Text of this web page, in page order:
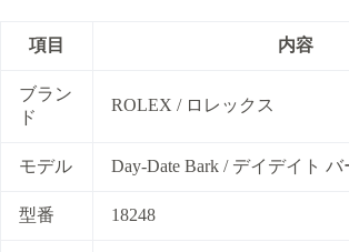
項目 内容
ブラン
ド
ROLEX / ロレックス
モデル Day-Date Bark / デイデイト バ
型番 18248